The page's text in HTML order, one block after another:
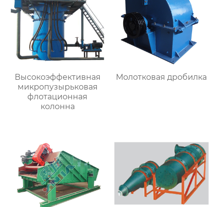
Высокоэффективная
микропузырьковая
флотационная
колонна
Молотковая дробилка